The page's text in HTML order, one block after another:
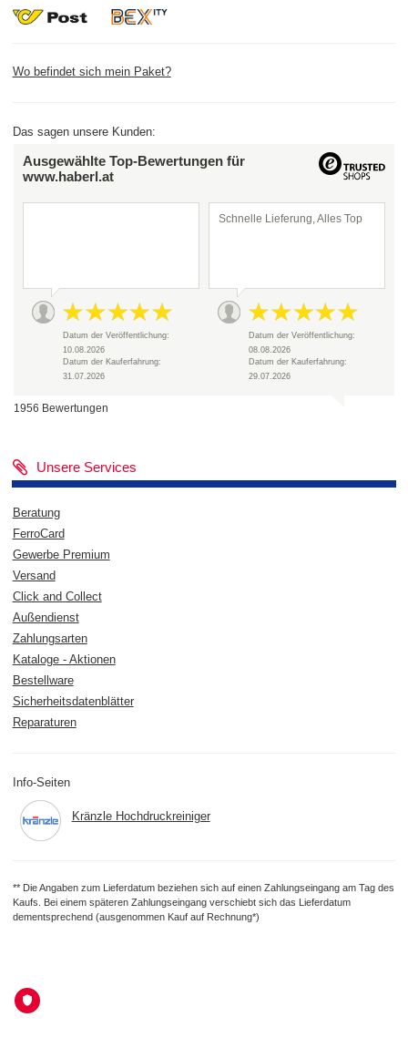
Wo befindet sich mein Paket?
Das sagen unsere Kunden:
Ausgewählte Top-Bewertungen für
www.haberl.at
Datum der Veröffentlichung:
10.08.2026
Datum der Kauferfahrung:
31.07.2026
Schnelle Lieferung, Alles Top
Datum der Veröffentlichung:
08.08.2026
Datum der Kauferfahrung:
29.07.2026
1956 Bewertungen
Unsere Services
Beratung
FerroCard
Gewerbe Premium
Versand
Click and Collect
Außendienst
Zahlungsarten
Kataloge - Aktionen
Bestellware
Sicherheitsdatenblätter
Reparaturen
Info-Seiten
Kränzle Hochdruckreiniger
** Die Angaben zum Lieferdatum beziehen sich auf einen Zahlungseingang am Tag des
Kaufs. Bei einem späteren Zahlungseingang verschiebt sich das Lieferdatum
dementsprechend (ausgenommen Kauf auf Rechnung*)